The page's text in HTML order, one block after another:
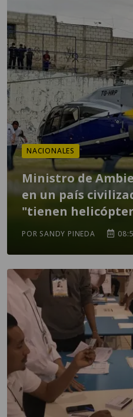
NACIONALES
Ministro de
en un país
"tienen
POR SANDY PINEDA